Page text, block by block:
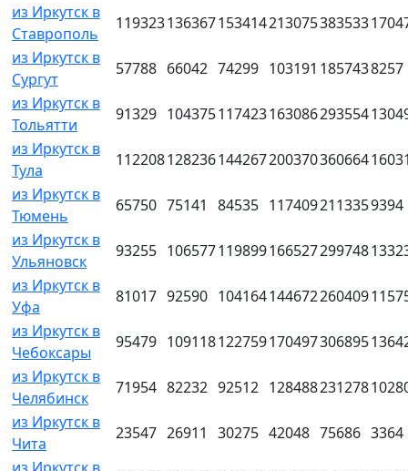
из Иркутск в
Ставрополь
119323136367153414213075383533
из Иркутск в
Сургут
57788 66042 74299 103191 1857438257
из Иркутск в
Тольятти
91329 104375117423163086293554
из Иркутск в
Тула
112208128236144267200370360664
из Иркутск в
Тюмень
65750 75141 84535 1174092113359394
из Иркутск в
Ульяновск
93255 106577119899166527299748
из Иркутск в
Уфа
81017 92590 104164144672260409
из Иркутск в
Чебоксары
95479 109118122759170497306895
из Иркутск в
Челябинск
71954 82232 92512 128488231278
из Иркутск в
Чита
23547 26911 30275 42048 75686 3364